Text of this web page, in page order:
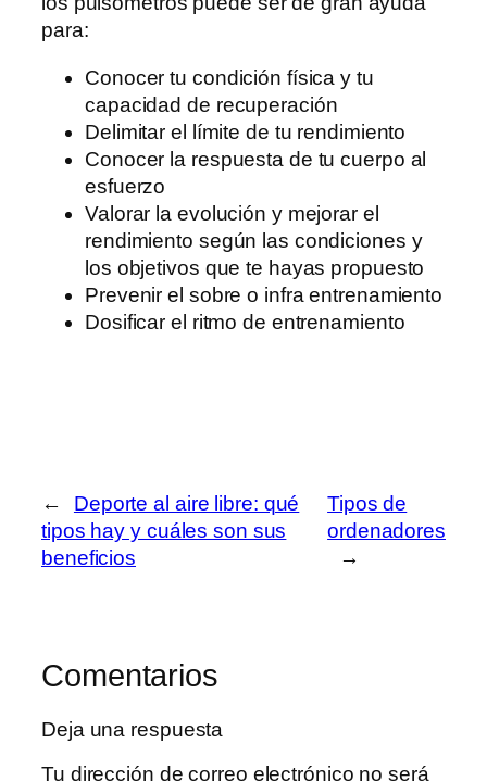
para:
Conocer tu condición física y tu
capacidad de recuperación
Delimitar el límite de tu rendimiento
Conocer la respuesta de tu cuerpo al
esfuerzo
Valorar la evolución y mejorar el
rendimiento según las condiciones y
los objetivos que te hayas propuesto
Prevenir el sobre o infra entrenamiento
Dosificar el ritmo de entrenamiento
←
Deporte al aire libre: qué
tipos hay y cuáles son sus
beneficios
Tipos de
ordenadores
→
Comentarios
Deja una respuesta
Tu dirección de correo electrónico no será